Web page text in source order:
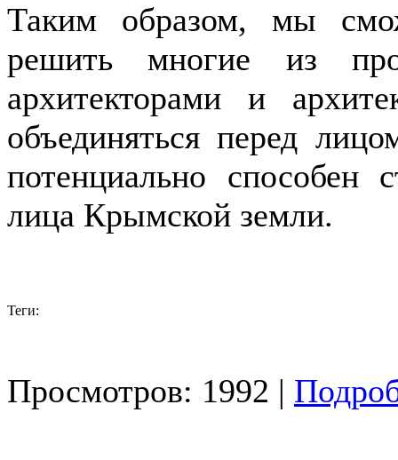
Таким образом, мы
решить многие из
архитекторами и
объединяться перед
потенциально способен
лица Крымской земли.
Теги:
Просмотров: 1992 |